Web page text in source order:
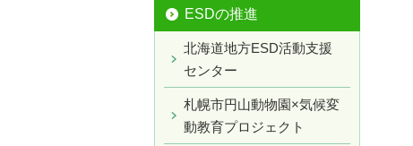
ESDの推進
北海道地方ESD活動支援
センター
札幌市円山動物園×気候変
動教育プロジェクト